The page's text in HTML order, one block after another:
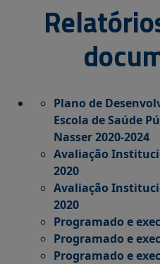
Plano de
Escola de Saúde
Nasser 2020-2024
Avaliação
2020
Avaliação
2020
Programado e
Programado e
Programado e